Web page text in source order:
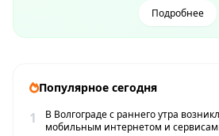
Подробнее
Популярное сегодня
1
В Волгограде с раннего утра
мобильным интернетом и